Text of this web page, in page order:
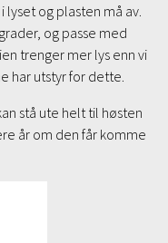
lyset og plasten må av.
og passe med
trenger mer lys enn vi
har utstyr for dette.
stå ute helt til høsten
år om den får komme